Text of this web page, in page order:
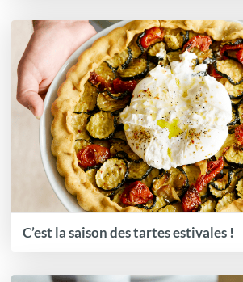
C’est la saison des tartes estivales !